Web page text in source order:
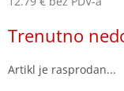
price:
Trenutno